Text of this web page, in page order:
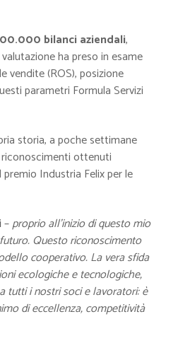
bilanci aziendali,
ha preso in esame
(ROS), posizione
parametri Formula Servizi
storia, a poche settimane
riconoscimenti ottenuti
Industria Felix per le
–proprio all’inizio di questo mio
Questo riconoscimento
cooperativo. La vera sfida
ecologiche e tecnologiche,
tutti i nostri soci e lavoratori: è
di eccellenza, competitività